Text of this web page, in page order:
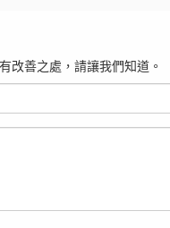
改善之處，請讓我們知道。